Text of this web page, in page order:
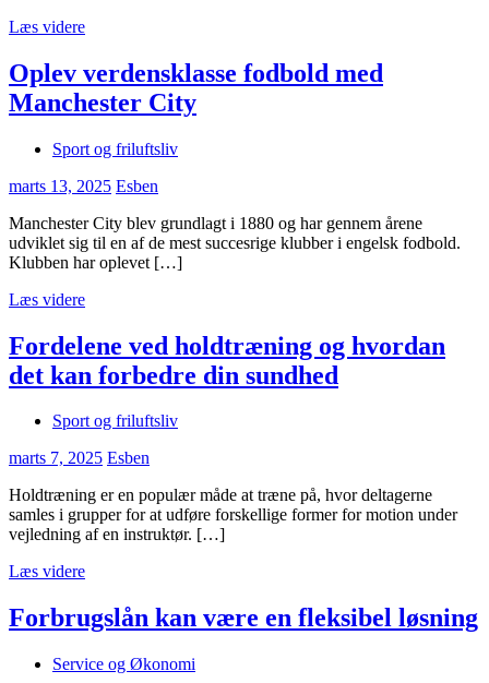
Læs videre
Oplev verdensklasse fodbold med
Manchester City
Sport og friluftsliv
marts 13, 2025 Esben
Manchester City blev grundlagt i 1880 og har gennem årene
udviklet sig til en af de mest succesrige klubber i engelsk fodbold.
Klubben har oplevet […]
Læs videre
Fordelene ved holdtræning og hvordan
det kan forbedre din sundhed
Sport og friluftsliv
marts 7, 2025 Esben
Holdtræning er en populær måde at træne på, hvor deltagerne
samles i grupper for at udføre forskellige former for motion under
vejledning af en instruktør. […]
Læs videre
Forbrugslån kan være en fleksibel løsning
Service og Økonomi